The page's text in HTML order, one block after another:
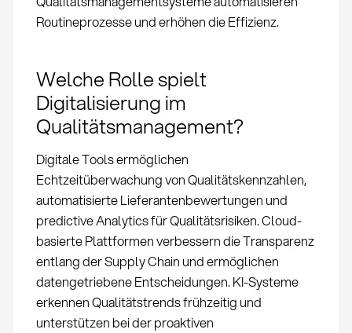
Routineprozesse und erhöhen die Effizienz.
Welche Rolle spielt
Digitalisierung im
Qualitätsmanagement?
Digitale Tools ermöglichen
Echtzeitüberwachung von Qualitätskennzahlen,
automatisierte Lieferantenbewertungen und
predictive Analytics für Qualitätsrisiken. Cloud-
basierte Plattformen verbessern die Transparenz
entlang der Supply Chain und ermöglichen
datengetriebene Entscheidungen. KI-Systeme
erkennen Qualitätstrends frühzeitig und
unterstützen bei der proaktiven